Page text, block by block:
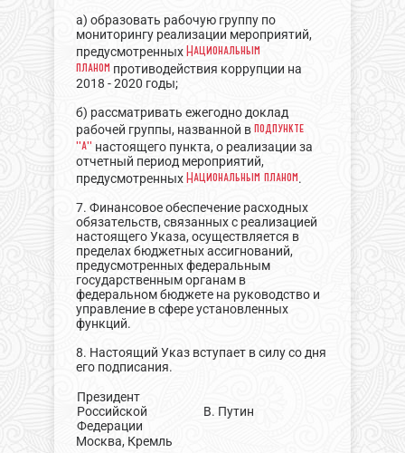
а) образовать рабочую группу по
мониторингу реализации мероприятий,
предусмотренныхНациональным
планом противодействия коррупции на
2018 - 2020 годы;
б) рассматривать ежегодно доклад
рабочей группы, названной вподпункте
"а" настоящего пункта, о реализации за
отчетный период мероприятий,
предусмотренныхНациональным планом.
7. Финансовое обеспечение расходных
обязательств, связанных с реализацией
настоящего Указа, осуществляется в
пределах бюджетных ассигнований,
предусмотренных федеральным
государственным органам в
федеральном бюджете на руководство и
управление в сфере установленных
функций.
8. Настоящий Указ вступает в силу со дня
его подписания.
Президент
Российской
Федерации
В. Путин
Москва, Кремль